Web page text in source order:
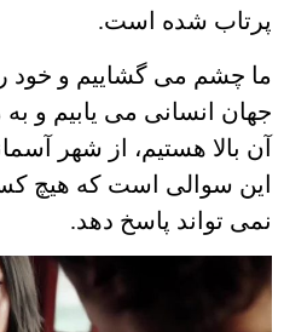
پرتاب شده است.
ما چشم می گشاییم و خود
جهان انسانی می یابیم و
آن بالا هستیم، از شهر
این سوالی است که هیچ کس
نمی تواند پاسخ دهد.